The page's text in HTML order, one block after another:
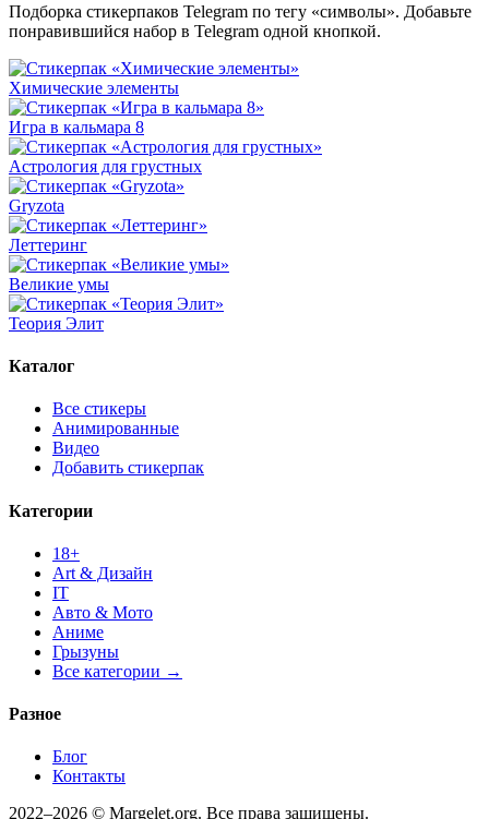
Подборка стикерпаков Telegram по тегу «символы». Добавьте
понравившийся набор в Telegram одной кнопкой.
Химические элементы
Игра в кальмара 8
Астрология для грустных
Gryzota
Леттеринг
Великие умы
Теория Элит
Каталог
Все стикеры
Анимированные
Видео
Добавить стикерпак
Категории
18+
Art & Дизайн
IT
Авто & Мото
Аниме
Грызуны
Все категории →
Разное
Блог
Контакты
2022–2026 © Margelet.org. Все права защищены.